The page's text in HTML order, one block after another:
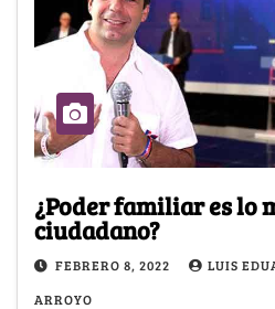
¿Poder familiar es lo
ciudadano?
FEBRERO 8, 2022
LUIS
ARROYO